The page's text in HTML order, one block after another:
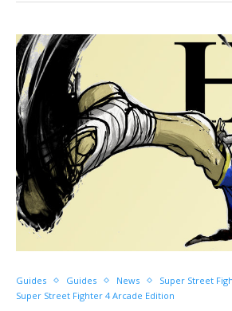
Guides Guides News
Super Street
Super Street Fighter 4 Arcade Edition